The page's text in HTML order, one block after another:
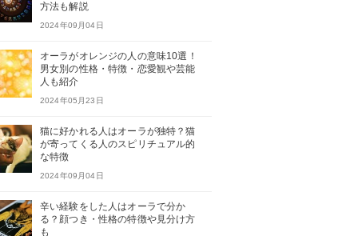
方法も解説
2024年09月04日
オーラがオレンジの人の意味10選！
男女別の性格・特徴・恋愛観や芸能
人も紹介
2024年05月23日
猫に好かれる人はオーラが独特？猫
が寄ってくる人のスピリチュアル的
な特徴
2024年09月04日
辛い経験をした人はオーラで分か
る？顔つき・性格の特徴や見分け方
も